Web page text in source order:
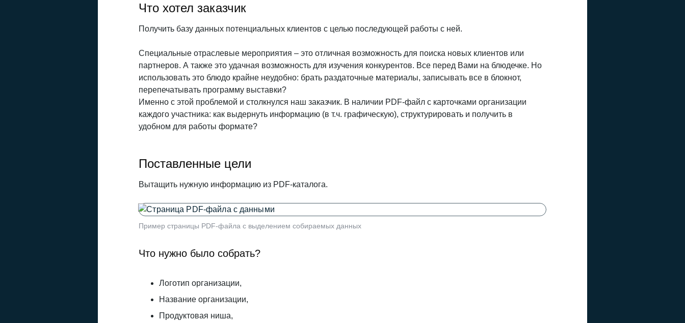
Что хотел заказчик
Получить базу данных потенциальных клиентов с целью последующей работы с ней.
Специальные отраслевые мероприятия – это отличная возможность для поиска новых клиентов или
партнеров. А также это удачная возможность для изучения конкурентов. Все перед Вами на блюдечке. Но
использовать это блюдо крайне неудобно: брать раздаточные материалы, записывать все в блокнот,
перепечатывать программу выставки?
Именно с этой проблемой и столкнулся наш заказчик. В наличии PDF-файл с карточками организации
каждого участника: как выдернуть информацию (в т.ч. графическую), структурировать и получить в
удобном для работы формате?
Поставленные цели
Вытащить нужную информацию из PDF-каталога.
Пример страницы PDF-файла c выделением собираемых данных
Что нужно было собрать?
Логотип организации,
Название организации,
Продуктовая ниша,